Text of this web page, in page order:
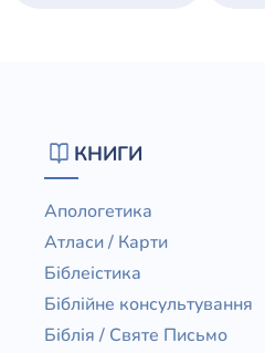
КНИГИ
Апологетика
Атласи / Карти
Біблеістика
Біблійне консультування
Біблія / Святе Письмо